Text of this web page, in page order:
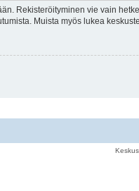
Rekisteröityminen vie vain
Muista myös lukea